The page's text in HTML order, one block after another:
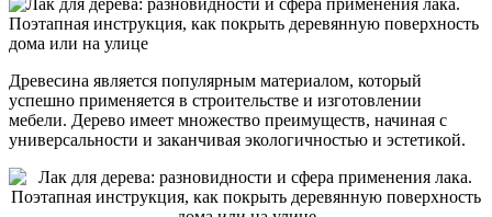
Древесина является популярным материалом, который
успешно применяется в строительстве и изготовлении
мебели. Дерево имеет множество преимуществ, начиная с
универсальности и заканчивая экологичностью и эстетикой.